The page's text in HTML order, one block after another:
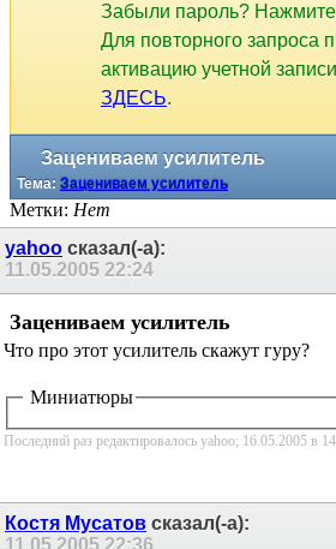
Забыли пароль? Нажмите
Для повторного запроса
активацию учетной
ЗДЕСЬ.
Зацениваем усилитель
Тема: Зацениваем усилитель
Метки: Нет
yahoo сказал(-а):
11.05.2005 22:24
Зацениваем усилитель
Что про этот усилитель скажут гуру?